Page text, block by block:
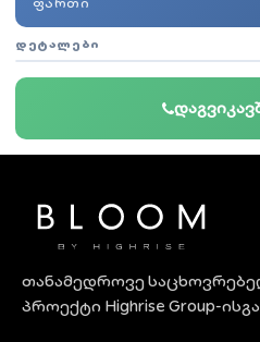
ᲓᲔᲢᲐᲚᲔᲑᲘ
თანამედროვე
პროექტი Highrise Group-